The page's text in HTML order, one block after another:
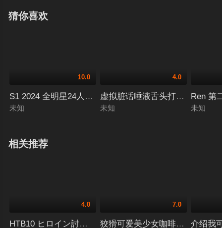
猜你喜欢
10.0
S1 2024 全明星24人大集合后宫岛特别篇 本郷愛,清原み
未知
4.0
虚拟脏话唾液舌头打手枪 七海
未知
Ren 第
未知
相关推荐
4.0
HTB10 ヒロイン討伐Vol.110 阿仁丸戦隊ジンジュウガー
7.0
狡猾可爱美少女咖啡店店员的
介绍我